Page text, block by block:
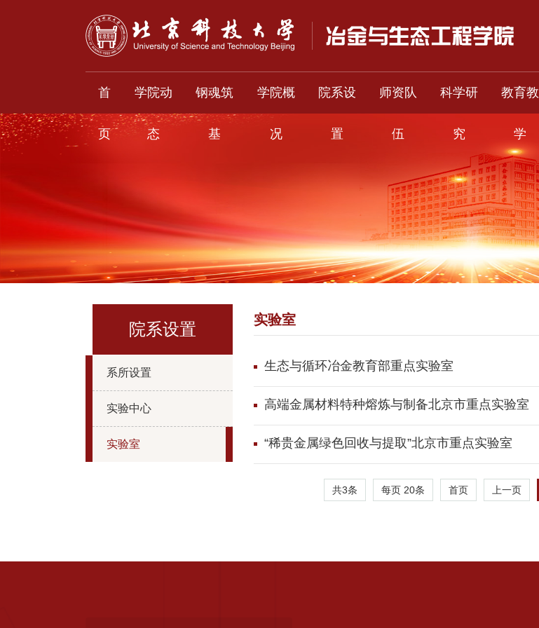
首
页
学院动
态
钢魂筑
基
学院概
况
院系设
置
师资队
伍
科学研
究
教育教
学
院系设置
系所设置
实验中心
实验室
实验室
生态与循环冶金教育部重点实验室
高端金属材料特种熔炼与制备北京市重点实验室
“稀贵金属绿色回收与提取”北京市重点实验室
共3条 每页 20条 首页 上一页